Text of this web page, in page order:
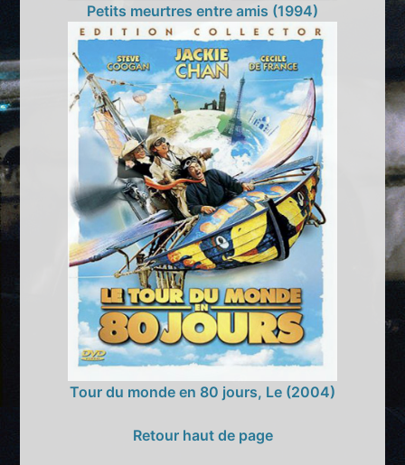
Petits meurtres entre amis (1994)
Tour du monde en 80 jours, Le (2004)
Retour haut de page